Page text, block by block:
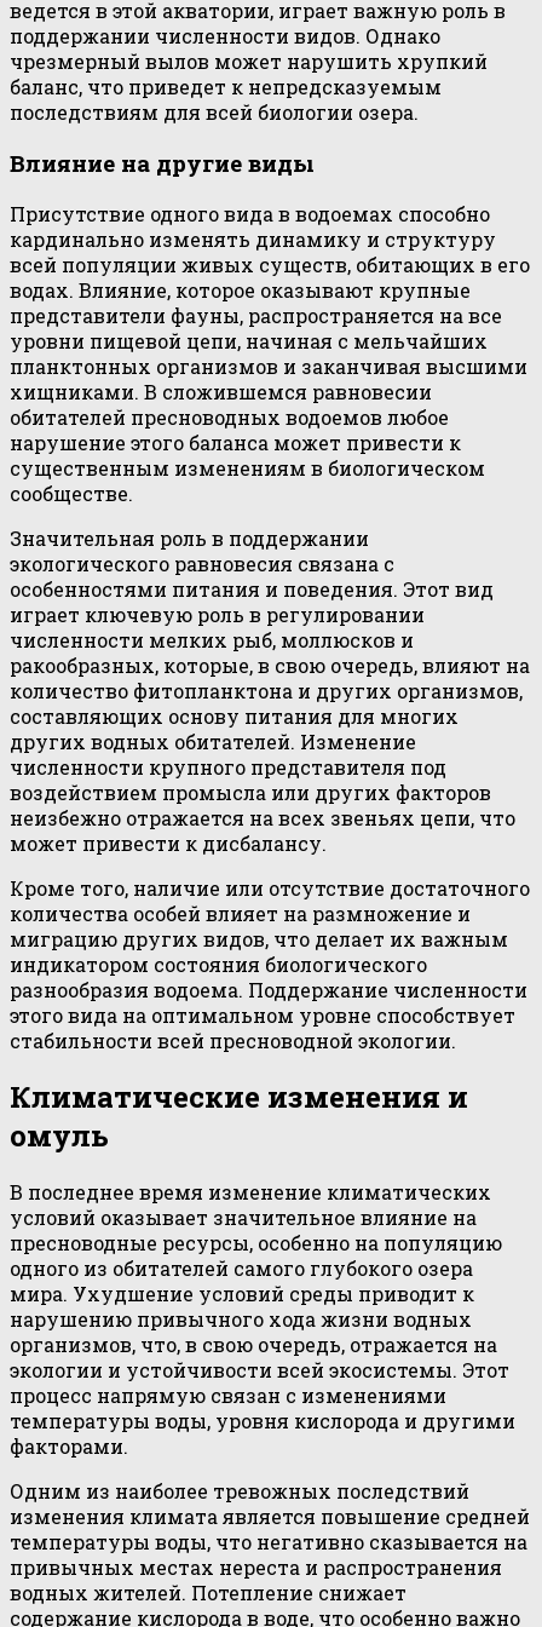
ведется в этой акватории, играет важную роль в
поддержании численности видов. Однако
чрезмерный вылов может нарушить хрупкий
баланс, что приведет к непредсказуемым
последствиям для всей биологии озера.
Влияние на другие виды
Присутствие одного вида в водоемах способно
кардинально изменять динамику и структуру
всей популяции живых существ, обитающих в его
водах. Влияние, которое оказывают крупные
представители фауны, распространяется на все
уровни пищевой цепи, начиная с мельчайших
планктонных организмов и заканчивая высшими
хищниками. В сложившемся равновесии
обитателей пресноводных водоемов любое
нарушение этого баланса может привести к
существенным изменениям в биологическом
сообществе.
Значительная роль в поддержании
экологического равновесия связана с
особенностями питания и поведения. Этот вид
играет ключевую роль в регулировании
численности мелких рыб, моллюсков и
ракообразных, которые, в свою очередь, влияют на
количество фитопланктона и других организмов,
составляющих основу питания для многих
других водных обитателей. Изменение
численности крупного представителя под
воздействием промысла или других факторов
неизбежно отражается на всех звеньях цепи, что
может привести к дисбалансу.
Кроме того, наличие или отсутствие достаточного
количества особей влияет на размножение и
миграцию других видов, что делает их важным
индикатором состояния биологического
разнообразия водоема. Поддержание численности
этого вида на оптимальном уровне способствует
стабильности всей пресноводной экологии.
Климатические изменения и
омуль
В последнее время изменение климатических
условий оказывает значительное влияние на
пресноводные ресурсы, особенно на популяцию
одного из обитателей самого глубокого озера
мира. Ухудшение условий среды приводит к
нарушению привычного хода жизни водных
организмов, что, в свою очередь, отражается на
экологии и устойчивости всей экосистемы. Этот
процесс напрямую связан с изменениями
температуры воды, уровня кислорода и другими
факторами.
Одним из наиболее тревожных последствий
изменения климата является повышение средней
температуры воды, что негативно сказывается на
привычных местах нереста и распространения
водных жителей. Потепление снижает
содержание кислорода в воде, что особенно важно